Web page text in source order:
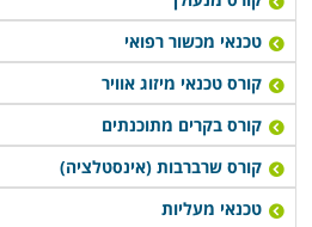
טכנאי מכשור רפואי
קורס טכנאי מיזוג אוויר
קורס בקרים מתוכנתים
קורס שרברבות (אינסטלציה)
טכנאי מעליות